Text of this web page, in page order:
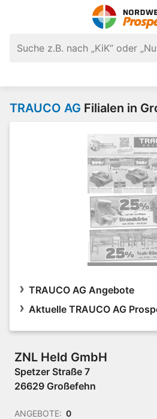
TRAUCO AG Filialen in
TRAUCO AG Angebote
Aktuelle TRAUCO AG
ZNL Held GmbH
Spetzer Straße 7
26629 Großefehn
ANGEBOTE: 0